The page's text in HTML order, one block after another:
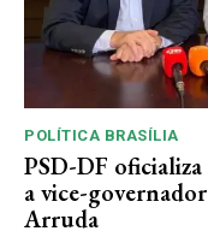
POLÍTICA BRASÍLIA
PSD-DF
a vice-
Arruda